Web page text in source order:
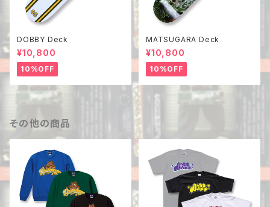
DOBBY Deck
¥10,800
10%OFF
MATSUGARA Deck
¥10,800
10%OFF
その他の商品